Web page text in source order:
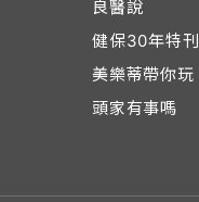
良醫說
健保30年特刊
美樂蒂帶你玩
頭家有事嗎